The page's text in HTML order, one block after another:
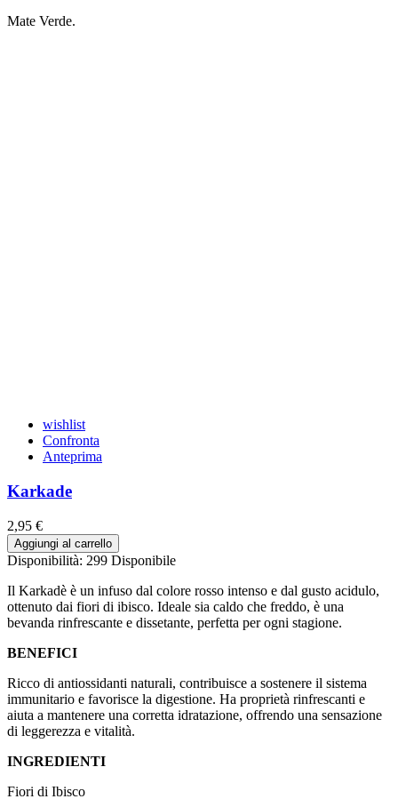
Mate Verde.
wishlist
Confronta
Anteprima
Karkade
2,95 €
Aggiungi al carrello
Disponibilità: 299 Disponibile
Il Karkadè è un infuso dal colore rosso intenso e dal gusto acidulo,
ottenuto dai fiori di ibisco. Ideale sia caldo che freddo, è una
bevanda rinfrescante e dissetante, perfetta per ogni stagione.
BENEFICI
Ricco di antiossidanti naturali, contribuisce a sostenere il sistema
immunitario e favorisce la digestione. Ha proprietà rinfrescanti e
aiuta a mantenere una corretta idratazione, offrendo una sensazione
di leggerezza e vitalità.
INGREDIENTI
Fiori di Ibisco